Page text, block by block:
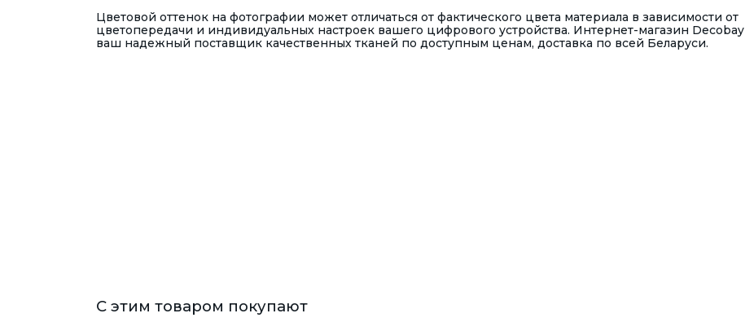
Цветовой оттенок на фотографии может отличаться от фактического цвета материала в зависимости от
цветопередачи и индивидуальных настроек вашего цифрового устройства. Интернет-магазин Decobay
ваш надежный поставщик качественных тканей по доступным ценам, доставка по всей Беларуси.
С этим товаром покупают